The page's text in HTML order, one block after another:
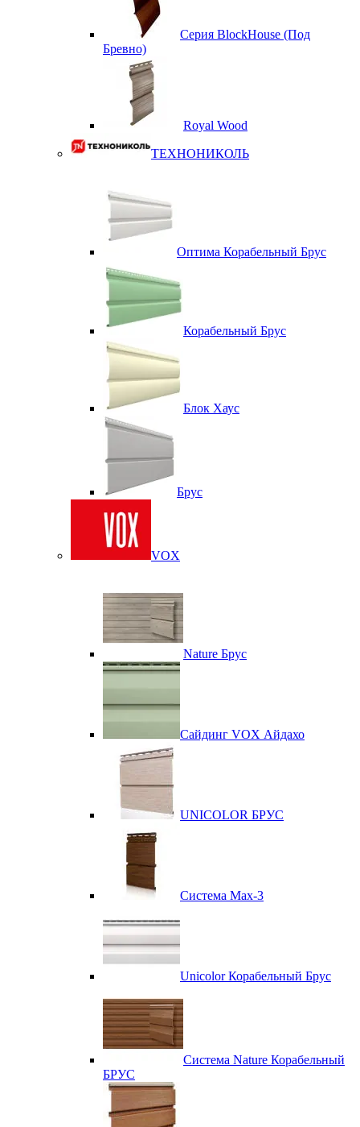
Серия BlockHouse (Под
Бревно)
Royal Wood
ТЕХНОНИКОЛЬ
Оптима Корабельный Брус
Корабельный Брус
Блок Хаус
Брус
VOX
Nature Брус
Сайдинг VOX Айдахо
UNICOLOR БРУС
Система Max-3
Unicolor Корабельный Брус
Система Nature Корабельный
БРУС